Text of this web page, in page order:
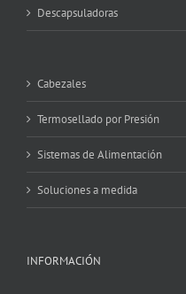
Descapsuladoras
Cabezales
Termosellado por Presión
Sistemas de Alimentación
Soluciones a medida
INFORMACIÓN